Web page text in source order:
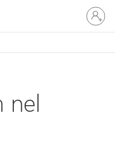
Accedi
con
il
account
nel